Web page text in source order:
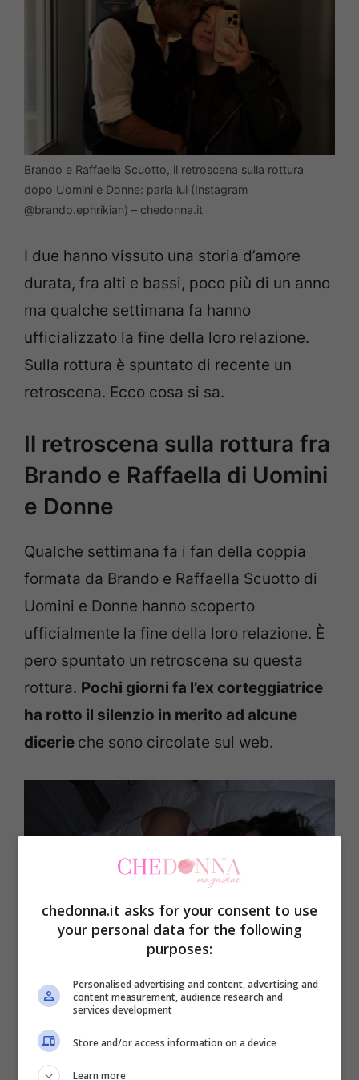
Brando e Raffaella Scuotto, il retroscena sulla rottura
dopo Uomini e Donne: parla lui (Instagram
@brando.ephrikian) – chedonna.it
I due hanno vissuto una storia d’amore
durata, fra alti e bassi, poco più di un anno
ma qualche settimana fa hanno
ufficializzato la fine della loro relazione.
Sulla rottura è spuntato di recente un
retroscena. Ecco cosa si sa.
Il retroscena sulla rottura fra
Brando e Raffaella di Uomini
e Donne
Qualche settimana fa i fan della coppia
formata da Brando e Raffaella Scuotto di
Uomini e Donne hanno scoperto
ufficialmente la fine della loro relazione. È
pero spuntato un retroscena su questa
rottura. Pochi giorni fa l’ex corteggiatrice
ha rotto il silenzio in merito ad alcune
dicerie che sono circolate sul web.
Il retroscena sulla rottura fra Brando e Raffaella di Uomini
e Donne (Instagram @brando.ephrikian) – chedonna.it
In una stories su Instagram ha scritto:
chedonna.it asks for your consent to use
your personal data for the following
purposes:
Personalised advertising and content, advertising and
content measurement, audience research and
services development
Store and/or access information on a device
Learn more